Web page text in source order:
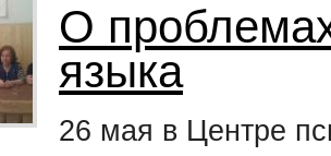
О
языка
26 мая в Центре